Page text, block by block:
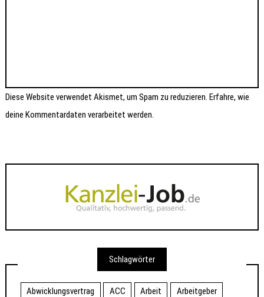
Diese Website verwendet Akismet, um Spam zu reduzieren. Erfahre, wie
deine Kommentardaten verarbeitet werden.
Schlagwörter
Abwicklungsvertrag ACC Arbeit
Arbeitgeber